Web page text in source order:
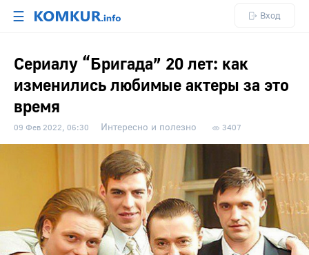
☰ Вход
Сериалу “Бригада” 20 лет: как
изменились любимые актеры за это
время
09 Фев 2022, 06:30 Интересно и полезно 3407